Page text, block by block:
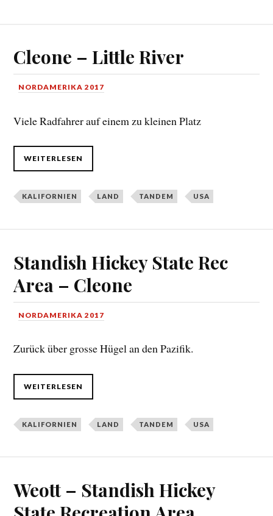
Cleone – Little River
NORDAMERIKA 2017
Viele Radfahrer auf einem zu kleinen Platz
WEITERLESEN
KALIFORNIEN LAND TANDEM USA
Standish Hickey State Rec
Area – Cleone
NORDAMERIKA 2017
Zurück über grosse Hügel an den Pazifik.
WEITERLESEN
KALIFORNIEN LAND TANDEM USA
Weott – Standish Hickey